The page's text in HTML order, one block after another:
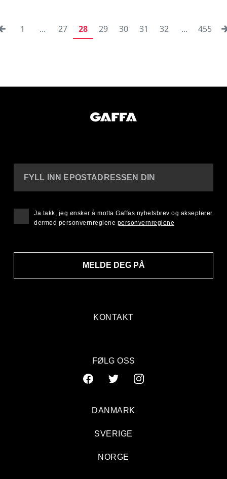
1 ... 27 28 29 30 31 32 ... 455
KONTAKT
FYLL INN EPOSTADRESSEN DIN
MELDE DEG PÅ
Ja takk, jeg ønsker å motta Gaffas nyhetsbrev og aksepterer
dermed personvernreglene personvernreglene
FØLG OSS
DANMARK
SVERIGE
NORGE